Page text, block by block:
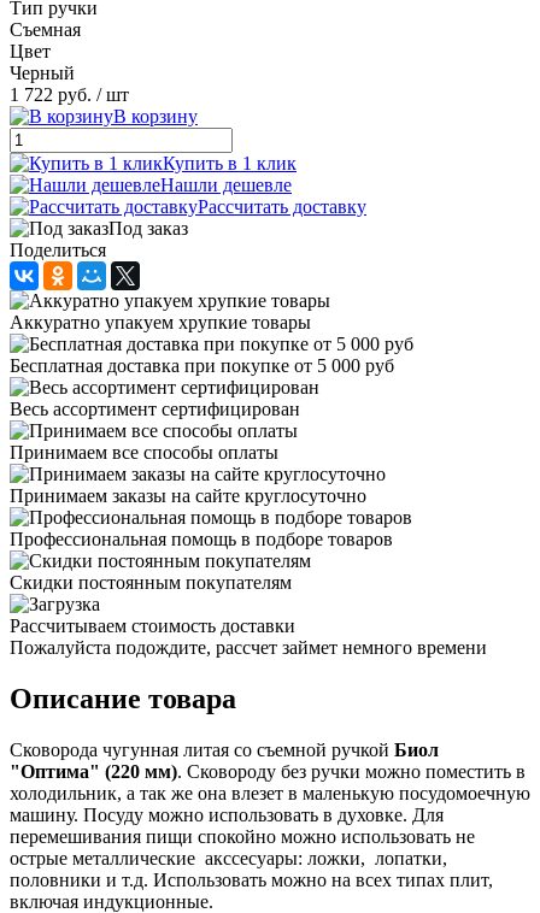
Тип ручки
Съемная
Цвет
Черный
1 722 руб. / шт
В корзину
Купить в 1 клик
Нашли дешевле
Рассчитать доставку
Под заказ
Поделиться
Аккуратно упакуем хрупкие товары
Бесплатная доставка при покупке от 5 000 руб
Весь ассортимент сертифицирован
Принимаем все способы оплаты
Принимаем заказы на сайте круглосуточно
Профессиональная помощь в подборе товаров
Скидки постоянным покупателям
Рассчитываем стоимость доставки
Пожалуйста подождите, рассчет займет немного времени
Описание товара
Сковорода чугунная литая со съемной ручкой Биол
"Оптима" (220 мм). Сковороду без ручки можно поместить в
холодильник, а так же она влезет в маленькую посудомоечную
машину. Посуду можно использовать в духовке. Для
перемешивания пищи спокойно можно использовать не
острые металлические акссесуары: ложки, лопатки,
половники и т.д. Использовать можно на всех типах плит,
включая индукционные.